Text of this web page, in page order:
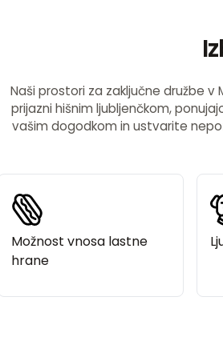
Naši prostori za zaključne družbe
prijazni hišnim ljubljenčkom,
vašim dogodkom in ustvarite
Možnost vnosa lastne
hrane